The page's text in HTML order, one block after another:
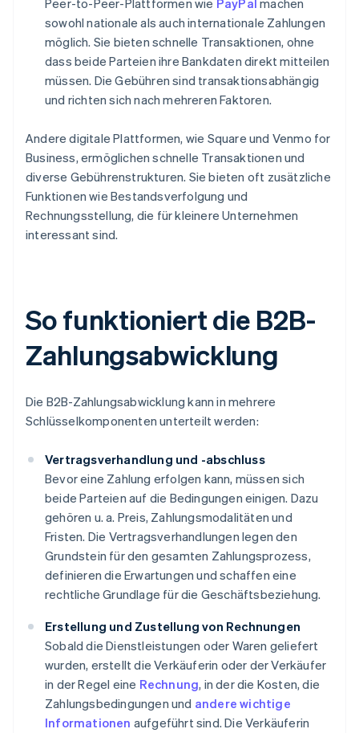
Peer-to-Peer-Plattformen wie PayPal machen
sowohl nationale als auch internationale Zahlungen
möglich. Sie bieten schnelle Transaktionen, ohne
dass beide Parteien ihre Bankdaten direkt mitteilen
müssen. Die Gebühren sind transaktionsabhängig
und richten sich nach mehreren Faktoren.
Andere digitale Plattformen, wie Square und Venmo for
Business, ermöglichen schnelle Transaktionen und
diverse Gebührenstrukturen. Sie bieten oft zusätzliche
Funktionen wie Bestandsverfolgung und
Rechnungsstellung, die für kleinere Unternehmen
interessant sind.
So funktioniert die B2B-
Zahlungsabwicklung
Die B2B-Zahlungsabwicklung kann in mehrere
Schlüsselkomponenten unterteilt werden:
Vertragsverhandlung und -abschluss
Bevor eine Zahlung erfolgen kann, müssen sich
beide Parteien auf die Bedingungen einigen. Dazu
gehören u. a. Preis, Zahlungsmodalitäten und
Fristen. Die Vertragsverhandlungen legen den
Grundstein für den gesamten Zahlungsprozess,
definieren die Erwartungen und schaffen eine
rechtliche Grundlage für die Geschäftsbeziehung.
Erstellung und Zustellung von Rechnungen
Sobald die Dienstleistungen oder Waren geliefert
wurden, erstellt die Verkäuferin oder der Verkäufer
in der Regel eine Rechnung, in der die Kosten, die
Zahlungsbedingungen und andere wichtige
Informationen aufgeführt sind. Die Verkäuferin